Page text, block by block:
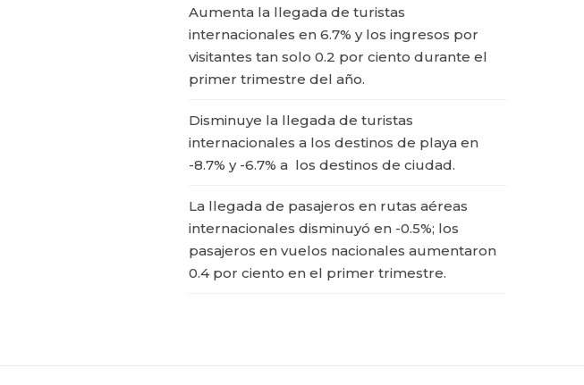
Aumenta la llegada de turistas
internacionales en 6.7% y los ingresos por
visitantes tan solo 0.2 por ciento durante el
primer trimestre del año.
Disminuye la llegada de turistas
internacionales a los destinos de playa en
-8.7% y -6.7% a los destinos de ciudad.
La llegada de pasajeros en rutas aéreas
internacionales disminuyó en -0.5%; los
pasajeros en vuelos nacionales aumentaron
0.4 por ciento en el primer trimestre.